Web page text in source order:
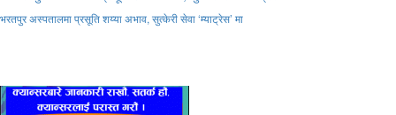
भरतपुर अस्पतालमा प्रसूति शय्या अभाव, सुत्केरी सेवा ‘म्याट्रेस’ मा